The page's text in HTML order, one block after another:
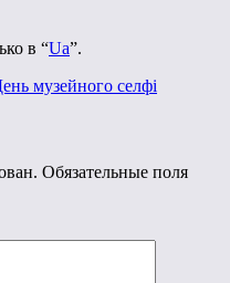
в “Ua”.
музейного селфі
Обязательные поля